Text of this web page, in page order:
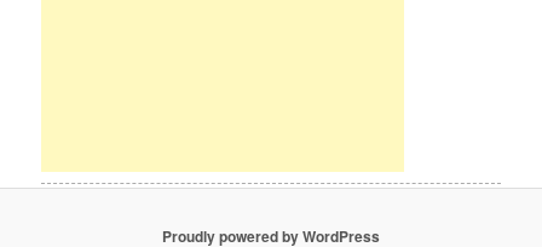
Proudly powered by WordPress